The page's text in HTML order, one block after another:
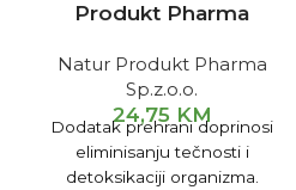
Produkt Pharma
Natur Produkt Pharma
Sp.z.o.o.
24,75 KM
Dodatak prehrani doprinosi
eliminisanju tečnosti i
detoksikaciji organizma.